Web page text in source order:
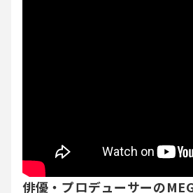
俳優・プロデューサーの